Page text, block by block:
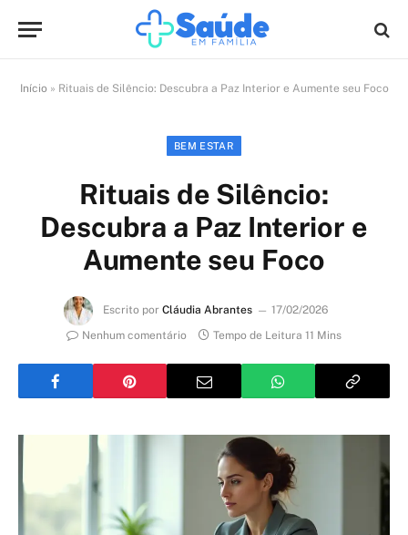
Início » Rituais de Silêncio: Descubra a Paz Interior e Aumente seu Foco
BEM ESTAR
Rituais de Silêncio:
Descubra a Paz Interior e
Aumente seu Foco
Escrito por Cláudia Abrantes
17/02/2026
Nenhum comentário
Tempo de Leitura 11 Mins